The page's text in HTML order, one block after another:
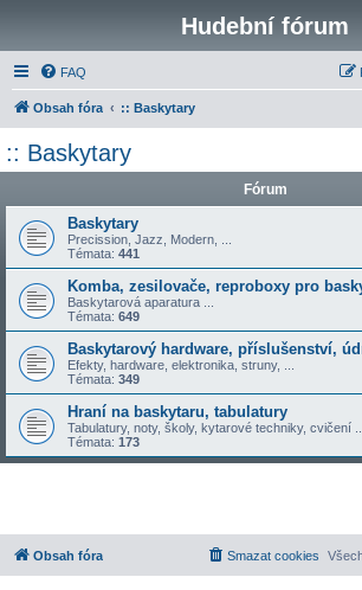
Hudební fórum
FAQ
Obsah fóra :: Baskytary
:: Baskytary
Fórum
Baskytary
Precission, Jazz, Modern, ...
Témata: 441
Komba, zesilovače, reproboxy pro
Baskytarová aparatura ...
Témata: 649
Baskytarový hardware, příslušenství,
Efekty, hardware, elektronika, struny, ...
Témata: 349
Hraní na baskytaru, tabulatury
Tabulatury, noty, školy, kytarové techniky, cvičení ...
Témata: 173
Obsah fóra Smazat cookies